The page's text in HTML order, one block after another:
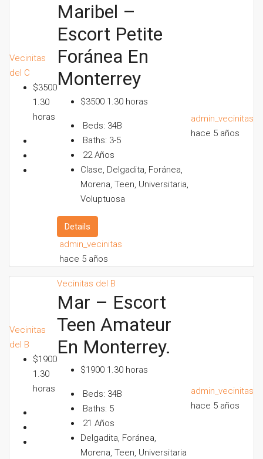
Vecinitas
del C
$3500
1.30
horas
Maribel –
Escort Petite
Foránea En
Monterrey
$3500 1.30 horas
Beds: 34B
Baths: 3-5
22 Años
Clase, Delgadita, Foránea,
Morena, Teen, Universitaria,
Voluptuosa
Details
admin_vecinitas
hace 5 años
admin_vecinitas
hace 5 años
Vecinitas
del B
$1900
1.30
horas
Vecinitas del B
Mar – Escort
Teen Amateur
En Monterrey.
$1900 1.30 horas
Beds: 34B
Baths: 5
21 Años
Delgadita, Foránea,
Morena, Teen, Universitaria
admin_vecinitas
hace 5 años